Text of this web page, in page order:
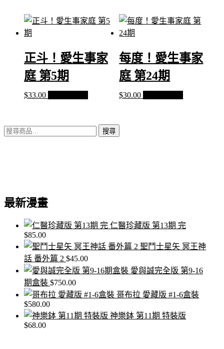
正斗！愛生事家
庭 第5期
$33.00
每度！愛生事家
庭 第24期
$30.00
搜
搜尋
最新漫畫
仁醫珍藏版 第13期 完
$85.00
聖鬥士星矢 冥王神
話 番外篇 2 $45.00
愛與誠完全版 第9-16
期盒裝 $750.00
哥布拉 愛藏版 #1-6盒裝
$580.00
神樂鉢 第11期 特裝版
$68.00